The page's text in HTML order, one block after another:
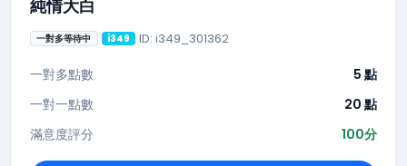
純情大白
一對多等待中 i349 ID: i349_301362
一對多點數
5 點
一對一點數
20 點
滿意度評分
100分